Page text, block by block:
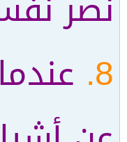
8.